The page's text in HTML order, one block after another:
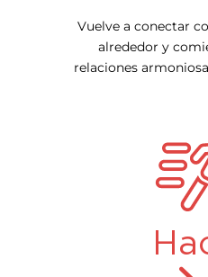
Vuelve a conectar
alrededor y
relaciones